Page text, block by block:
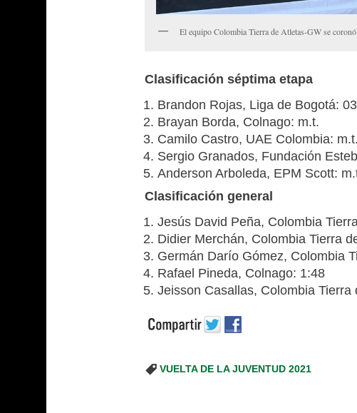
El equipo Colombia Tierra de Atletas-GW se
Clasificación séptima etapa
Brandon Rojas, Liga de Bogotá:
Brayan Borda, Colnago: m.t.
Camilo Castro, UAE Colombia: m.t.
Sergio Granados, Fundación
Anderson Arboleda, EPM Scott:
Clasificación general
Jesús David Peña, Colombia
Didier Merchán, Colombia Tierra
Germán Darío Gómez, Colombia
Rafael Pineda, Colnago: 1:48
Jeisson Casallas, Colombia Tierra
VUELTA DE LA JUVENTUD 2021